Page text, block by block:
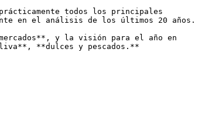
todos los principales
en el análisis de los últimos 20 años.
y la visión para el año en
**dulces y pescados.**